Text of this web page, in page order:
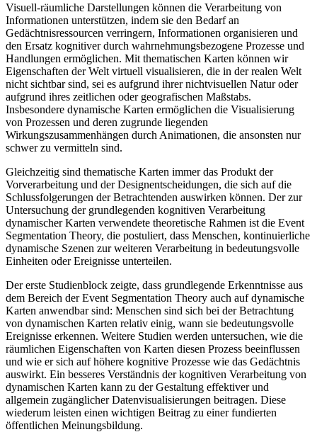
Visuell-räumliche Darstellungen können die Verarbeitung von
Informationen unterstützen, indem sie den Bedarf an
Gedächtnisressourcen verringern, Informationen organisieren und
den Ersatz kognitiver durch wahrnehmungsbezogene Prozesse und
Handlungen ermöglichen. Mit thematischen Karten können wir
Eigenschaften der Welt virtuell visualisieren, die in der realen Welt
nicht sichtbar sind, sei es aufgrund ihrer nichtvisuellen Natur oder
aufgrund ihres zeitlichen oder geografischen Maßstabs.
Insbesondere dynamische Karten ermöglichen die Visualisierung
von Prozessen und deren zugrunde liegenden
Wirkungszusammenhängen durch Animationen, die ansonsten nur
schwer zu vermitteln sind.
Gleichzeitig sind thematische Karten immer das Produkt der
Vorverarbeitung und der Designentscheidungen, die sich auf die
Schlussfolgerungen der Betrachtenden auswirken können. Der zur
Untersuchung der grundlegenden kognitiven Verarbeitung
dynamischer Karten verwendete theoretische Rahmen ist die Event
Segmentation Theory, die postuliert, dass Menschen, kontinuierliche
dynamische Szenen zur weiteren Verarbeitung in bedeutungsvolle
Einheiten oder Ereignisse unterteilen.
Der erste Studienblock zeigte, dass grundlegende Erkenntnisse aus
dem Bereich der Event Segmentation Theory auch auf dynamische
Karten anwendbar sind: Menschen sind sich bei der Betrachtung
von dynamischen Karten relativ einig, wann sie bedeutungsvolle
Ereignisse erkennen. Weitere Studien werden untersuchen, wie die
räumlichen Eigenschaften von Karten diesen Prozess beeinflussen
und wie er sich auf höhere kognitive Prozesse wie das Gedächtnis
auswirkt. Ein besseres Verständnis der kognitiven Verarbeitung von
dynamischen Karten kann zu der Gestaltung effektiver und
allgemein zugänglicher Datenvisualisierungen beitragen. Diese
wiederum leisten einen wichtigen Beitrag zu einer fundierten
öffentlichen Meinungsbildung.